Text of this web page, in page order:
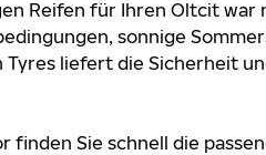
Reifen für Ihren Oltcit war
sonnige
Tyres liefert die Sicherheit
finden Sie schnell die